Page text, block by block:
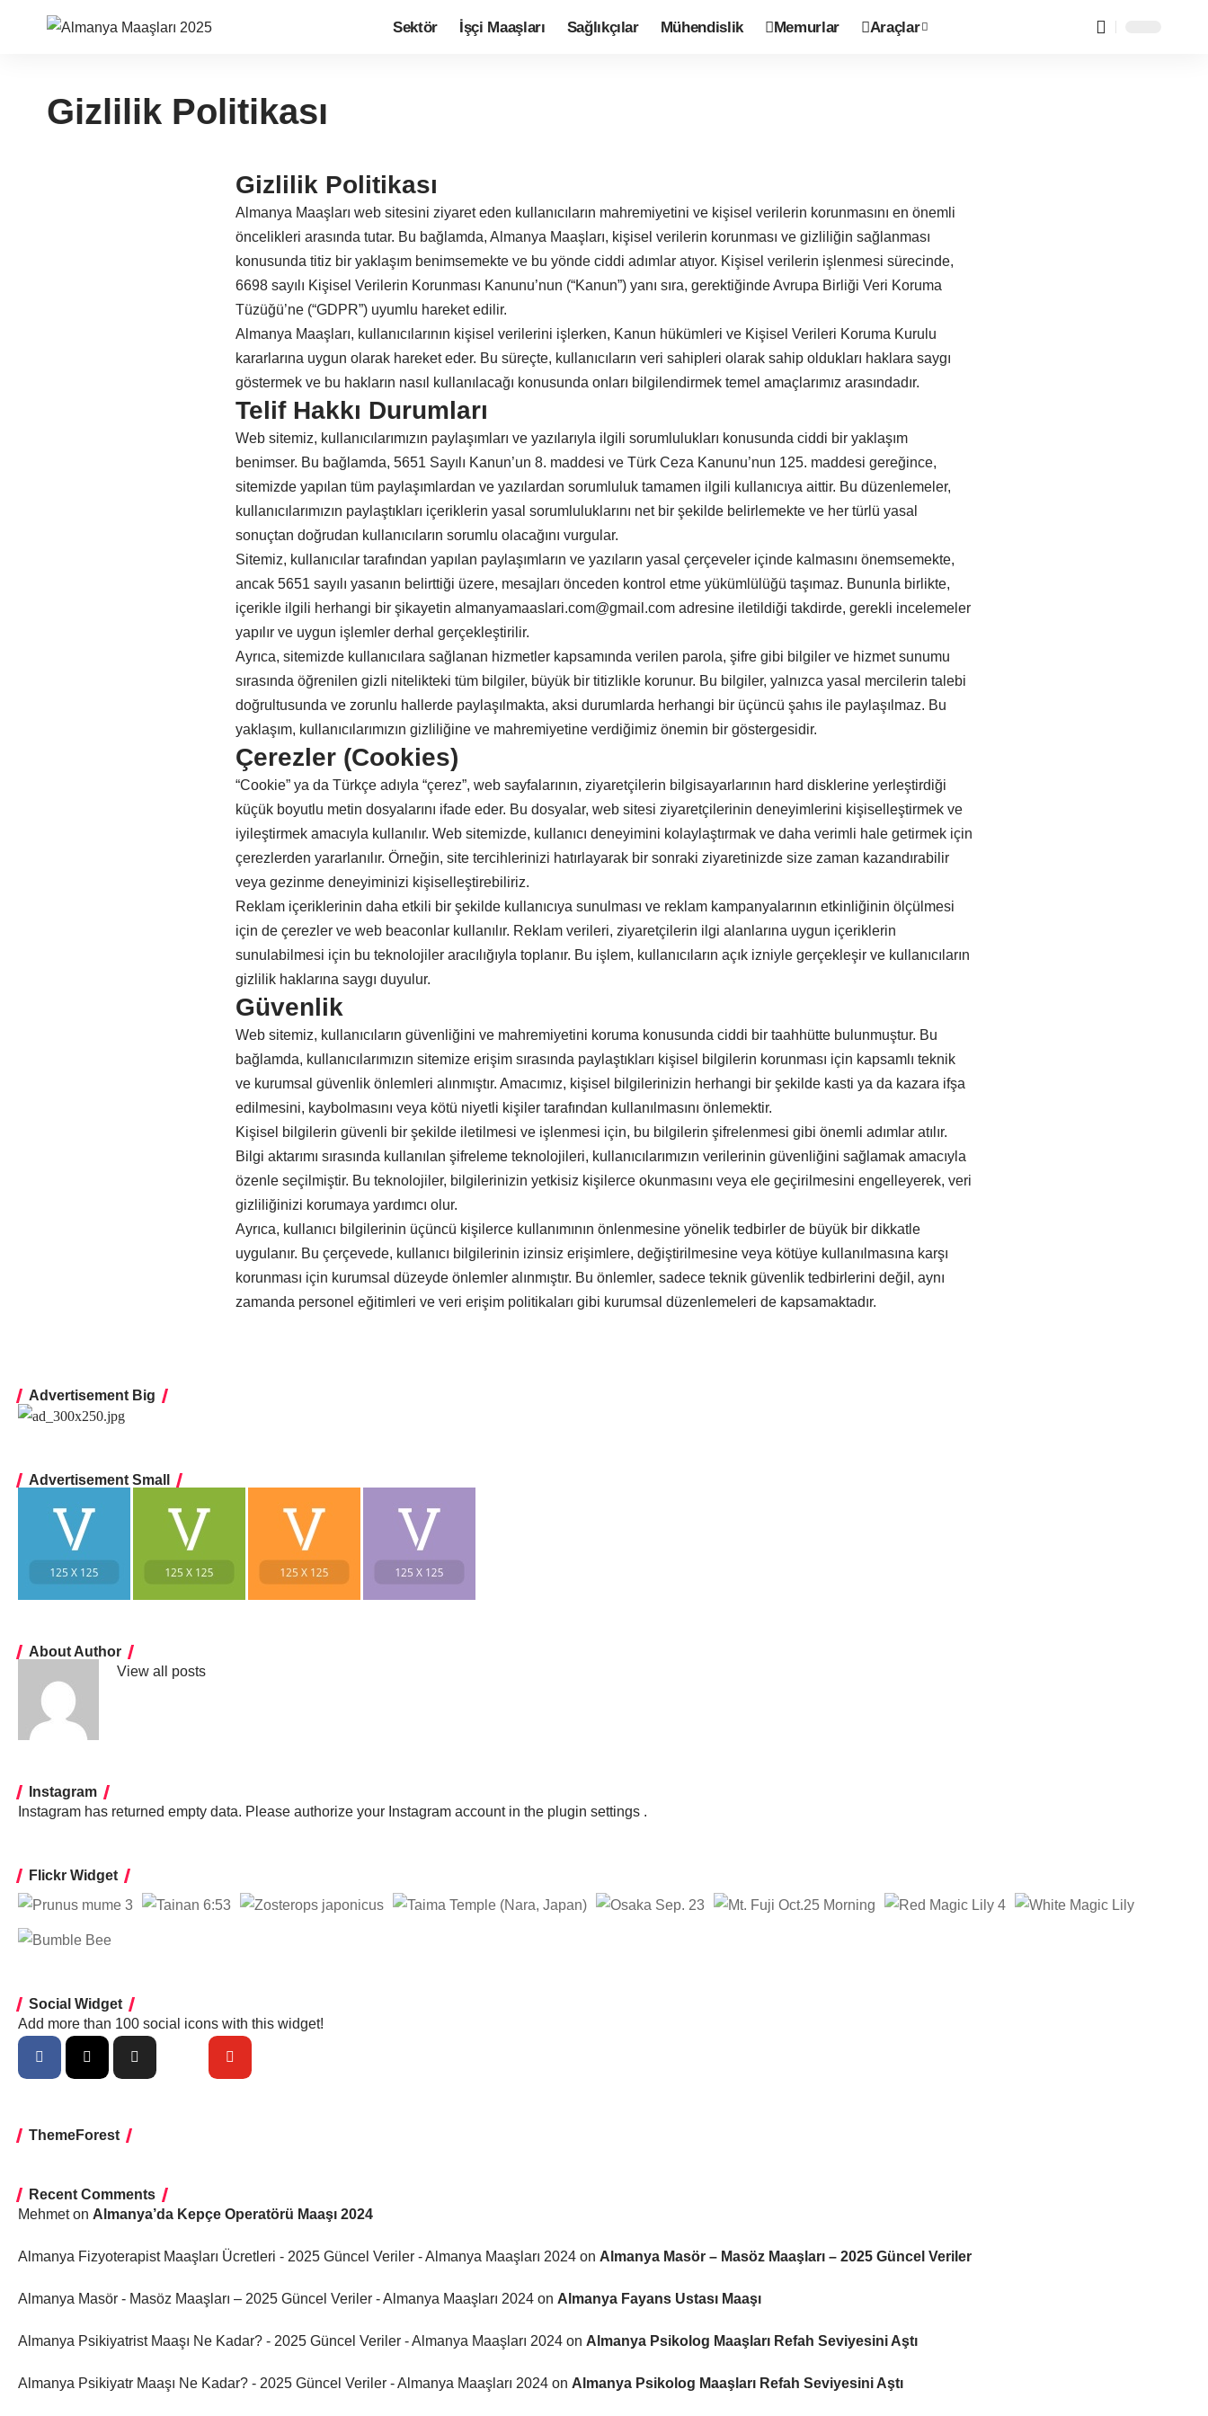
Sektör İşçi Maaşları Sağlıkçılar Mühendislik Memurlar Araçlar
Gizlilik Politikası
Gizlilik Politikası
Almanya Maaşları web sitesini ziyaret eden kullanıcıların mahremiyetini ve kişisel verilerin korunmasını en önemli
öncelikleri arasında tutar. Bu bağlamda, Almanya Maaşları, kişisel verilerin korunması ve gizliliğin sağlanması
konusunda titiz bir yaklaşım benimsemekte ve bu yönde ciddi adımlar atıyor. Kişisel verilerin işlenmesi sürecinde,
6698 sayılı Kişisel Verilerin Korunması Kanunu’nun (“Kanun”) yanı sıra, gerektiğinde Avrupa Birliği Veri Koruma
Tüzüğü’ne (“GDPR”) uyumlu hareket edilir.
Almanya Maaşları, kullanıcılarının kişisel verilerini işlerken, Kanun hükümleri ve Kişisel Verileri Koruma Kurulu
kararlarına uygun olarak hareket eder. Bu süreçte, kullanıcıların veri sahipleri olarak sahip oldukları haklara saygı
göstermek ve bu hakların nasıl kullanılacağı konusunda onları bilgilendirmek temel amaçlarımız arasındadır.
Telif Hakkı Durumları
Web sitemiz, kullanıcılarımızın paylaşımları ve yazılarıyla ilgili sorumlulukları konusunda ciddi bir yaklaşım
benimser. Bu bağlamda, 5651 Sayılı Kanun’un 8. maddesi ve Türk Ceza Kanunu’nun 125. maddesi gereğince,
sitemizde yapılan tüm paylaşımlardan ve yazılardan sorumluluk tamamen ilgili kullanıcıya aittir. Bu düzenlemeler,
kullanıcılarımızın paylaştıkları içeriklerin yasal sorumluluklarını net bir şekilde belirlemekte ve her türlü yasal
sonuçtan doğrudan kullanıcıların sorumlu olacağını vurgular.
Sitemiz, kullanıcılar tarafından yapılan paylaşımların ve yazıların yasal çerçeveler içinde kalmasını önemsemekte,
ancak 5651 sayılı yasanın belirttiği üzere, mesajları önceden kontrol etme yükümlülüğü taşımaz. Bununla birlikte,
içerikle ilgili herhangi bir şikayetin almanyamaaslari.com@gmail.com adresine iletildiği takdirde, gerekli incelemeler
yapılır ve uygun işlemler derhal gerçekleştirilir.
Ayrıca, sitemizde kullanıcılara sağlanan hizmetler kapsamında verilen parola, şifre gibi bilgiler ve hizmet sunumu
sırasında öğrenilen gizli nitelikteki tüm bilgiler, büyük bir titizlikle korunur. Bu bilgiler, yalnızca yasal mercilerin talebi
doğrultusunda ve zorunlu hallerde paylaşılmakta, aksi durumlarda herhangi bir üçüncü şahıs ile paylaşılmaz. Bu
yaklaşım, kullanıcılarımızın gizliliğine ve mahremiyetine verdiğimiz önemin bir göstergesidir.
Çerezler (Cookies)
“Cookie” ya da Türkçe adıyla “çerez”, web sayfalarının, ziyaretçilerin bilgisayarlarının hard disklerine yerleştirdiği
küçük boyutlu metin dosyalarını ifade eder. Bu dosyalar, web sitesi ziyaretçilerinin deneyimlerini kişiselleştirmek ve
iyileştirmek amacıyla kullanılır. Web sitemizde, kullanıcı deneyimini kolaylaştırmak ve daha verimli hale getirmek için
çerezlerden yararlanılır. Örneğin, site tercihlerinizi hatırlayarak bir sonraki ziyaretinizde size zaman kazandırabilir
veya gezinme deneyiminizi kişiselleştirebiliriz.
Reklam içeriklerinin daha etkili bir şekilde kullanıcıya sunulması ve reklam kampanyalarının etkinliğinin ölçülmesi
için de çerezler ve web beaconlar kullanılır. Reklam verileri, ziyaretçilerin ilgi alanlarına uygun içeriklerin
sunulabilmesi için bu teknolojiler aracılığıyla toplanır. Bu işlem, kullanıcıların açık izniyle gerçekleşir ve kullanıcıların
gizlilik haklarına saygı duyulur.
Güvenlik
Web sitemiz, kullanıcıların güvenliğini ve mahremiyetini koruma konusunda ciddi bir taahhütte bulunmuştur. Bu
bağlamda, kullanıcılarımızın sitemize erişim sırasında paylaştıkları kişisel bilgilerin korunması için kapsamlı teknik
ve kurumsal güvenlik önlemleri alınmıştır. Amacımız, kişisel bilgilerinizin herhangi bir şekilde kasti ya da kazara ifşa
edilmesini, kaybolmasını veya kötü niyetli kişiler tarafından kullanılmasını önlemektir.
Kişisel bilgilerin güvenli bir şekilde iletilmesi ve işlenmesi için, bu bilgilerin şifrelenmesi gibi önemli adımlar atılır.
Bilgi aktarımı sırasında kullanılan şifreleme teknolojileri, kullanıcılarımızın verilerinin güvenliğini sağlamak amacıyla
özenle seçilmiştir. Bu teknolojiler, bilgilerinizin yetkisiz kişilerce okunmasını veya ele geçirilmesini engelleyerek, veri
gizliliğinizi korumaya yardımcı olur.
Ayrıca, kullanıcı bilgilerinin üçüncü kişilerce kullanımının önlenmesine yönelik tedbirler de büyük bir dikkatle
uygulanır. Bu çerçevede, kullanıcı bilgilerinin izinsiz erişimlere, değiştirilmesine veya kötüye kullanılmasına karşı
korunması için kurumsal düzeyde önlemler alınmıştır. Bu önlemler, sadece teknik güvenlik tedbirlerini değil, aynı
zamanda personel eğitimleri ve veri erişim politikaları gibi kurumsal düzenlemeleri de kapsamaktadır.
Advertisement Big
Advertisement Small
About Author
View all posts
Instagram
Instagram has returned empty data. Please authorize your Instagram account in the plugin settings .
Flickr Widget
Social Widget
Add more than 100 social icons with this widget!
ThemeForest
Recent Comments
Mehmeton Almanya’da Kepçe Operatörü Maaşı 2024
Almanya Fizyoterapist Maaşları Ücretleri - 2025 Güncel Veriler - Almanya Maaşları 2024 on Almanya Masör – Masöz Maaşları – 2025 Güncel Veriler
Almanya Masör - Masöz Maaşları – 2025 Güncel Veriler - Almanya Maaşları 2024 on Almanya Fayans Ustası Maaşı
Almanya Psikiyatrist Maaşı Ne Kadar? - 2025 Güncel Veriler - Almanya Maaşları 2024 on Almanya Psikolog Maaşları Refah Seviyesini Aştı
Almanya Psikiyatr Maaşı Ne Kadar? - 2025 Güncel Veriler - Almanya Maaşları 2024 on Almanya Psikolog Maaşları Refah Seviyesini Aştı